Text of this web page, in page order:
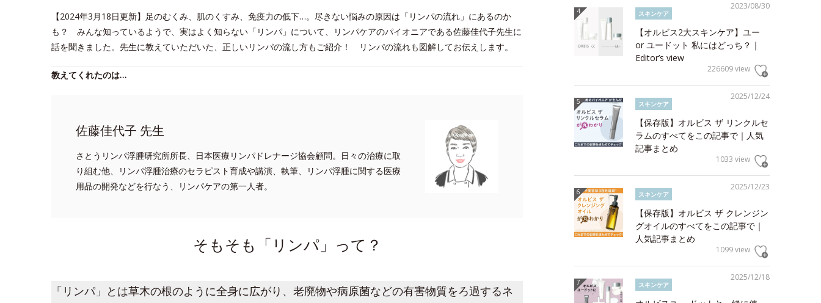
【2024年3月18日更新】足のむくみ、肌のくすみ、免疫力の低下…。尽きない悩みの原因は「リンパの流れ」にあるのか
も？ みんな知っているようで、実はよく知らない「リンパ」について、リンパケアのパイオニアである佐藤佳代子先生に
話を聞きました。先生に教えていただいた、正しいリンパの流し方もご紹介！ リンパの流れも図解してお伝えします。
教えてくれたのは…
佐藤佳代子 先生
さとうリンパ浮腫研究所所長、日本医療リンパドレナージ協会顧問。日々の治療に取
り組む他、リンパ浮腫治療のセラピスト育成や講演、執筆、リンパ浮腫に関する医療
用品の開発などを行なう、リンパケアの第一人者。
そもそも「リンパ」って？
「リンパ」とは草木の根のように全身に広がり、老廃物や病原菌などの有害物質をろ過するネ
2023/08/30
スキンケア
【オルビス2大スキンケア】ユー
or ユードット 私にはどっち？｜
Editor’s view
226609 view
2025/12/24
スキンケア
【保存版】オルビス ザ リンクルセ
ラムのすべてをこの記事で｜人気
記事まとめ
1033 view
2025/12/23
スキンケア
【保存版】オルビス ザ クレンジン
グオイルのすべてをこの記事で｜
人気記事まとめ
1099 view
2025/12/18
スキンケア